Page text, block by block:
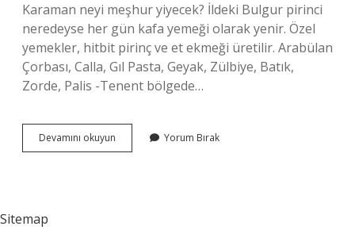
Karaman neyi meşhur yiyecek? İldeki Bulgur pirinci
neredeyse her gün kafa yemeği olarak yenir. Özel
yemekler, hitbit pirinç ve et ekmeği üretilir. Arabülan
Çorbası, Calla, Gıl Pasta, Geyak, Zülbiye, Batık,
Zorde, Palis -Tenent bölgede…
Devamını okuyun Karamanlı
Neyi
Yorum Bırak
Sitemap